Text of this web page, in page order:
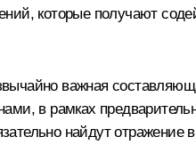
которые получают
важная
в рамках
найдут